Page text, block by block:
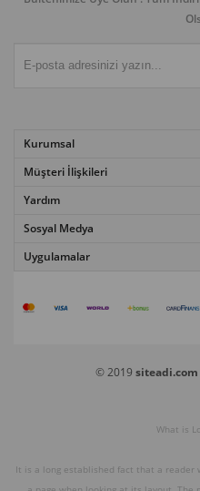
Kurumsal
Müşteri İlişkileri
Yardım
Sosyal Medya
Uygulamalar
© 2019 siteadi.com
What is
It is a long established fact that a